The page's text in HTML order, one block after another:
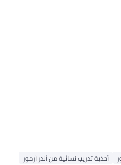
أحذية تدريب نسائية من أندر آرمور